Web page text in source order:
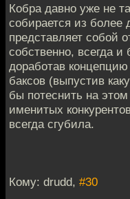
Кобра давно уже не
собирается из
представляет собой
собственно, всегда
доработав
баксов (выпустив
бы потеснить на
именитых
всегда сгубила.
Кому: drudd, #30